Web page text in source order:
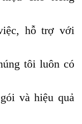
hỗ trợ với
tôi luôn có
và hiệu quả